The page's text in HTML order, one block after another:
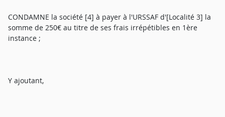
CONDAMNE la société [4] à payer à l'URSSAF d'[Localité 3] la
somme de 250€ au titre de ses frais irrépétibles en 1ère
instance ;
Y ajoutant,